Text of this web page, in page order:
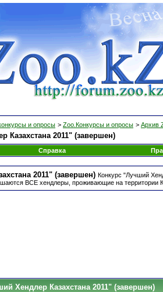
и опросы > Zoo.Конкурсы и опросы > Архив
Казахстана 2011" (завершен)
Справка
2011" (завершен) Конкурс "Лучший
ВСЕ хендлеры, проживающие на территории
Хендлер Казахстана 2011" (завершен)